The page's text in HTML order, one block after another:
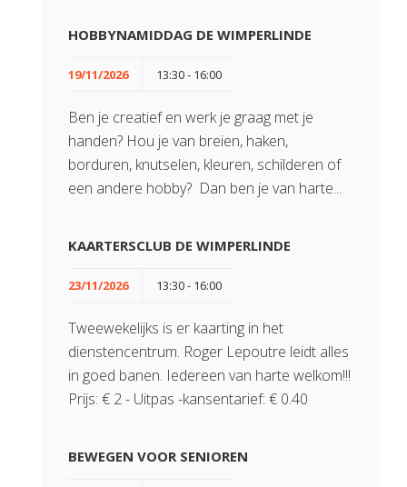
HOBBYNAMIDDAG DE WIMPERLINDE
19/11/2026 13:30 - 16:00
Ben je creatief en werk je graag met je
handen? Hou je van breien, haken,
borduren, knutselen, kleuren, schilderen of
een andere hobby? Dan ben je van harte...
KAARTERSCLUB DE WIMPERLINDE
23/11/2026 13:30 - 16:00
Tweewekelijks is er kaarting in het
dienstencentrum. Roger Lepoutre leidt alles
in goed banen. Iedereen van harte welkom!!!
Prijs: € 2 - Uitpas -kansentarief: € 0.40
BEWEGEN VOOR SENIOREN